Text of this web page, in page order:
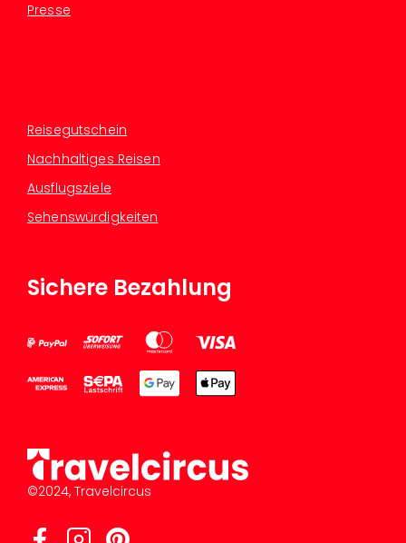
Presse
Reisegutschein
Nachhaltiges Reisen
Ausflugsziele
Sehenswürdigkeiten
Sichere Bezahlung
©2024, Travelcircus